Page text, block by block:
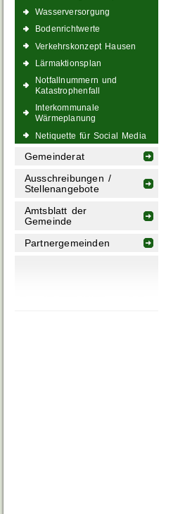
Wasserversorgung
Bodenrichtwerte
Verkehrskonzept Hausen
Lärmaktionsplan
Notfallnummern und
Katastrophenfall
Interkommunale
Wärmeplanung
Netiquette für Social Media
Gemeinderat
Ausschreibungen /
Stellenangebote
Amtsblatt der
Gemeinde
Partnergemeinden